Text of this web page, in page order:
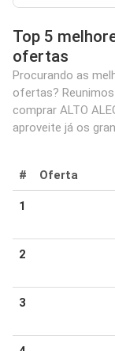
Top 5
ofertas
Procurando as
ofertas?
comprar ALTO
aproveite já os
# Oferta
1
2
3